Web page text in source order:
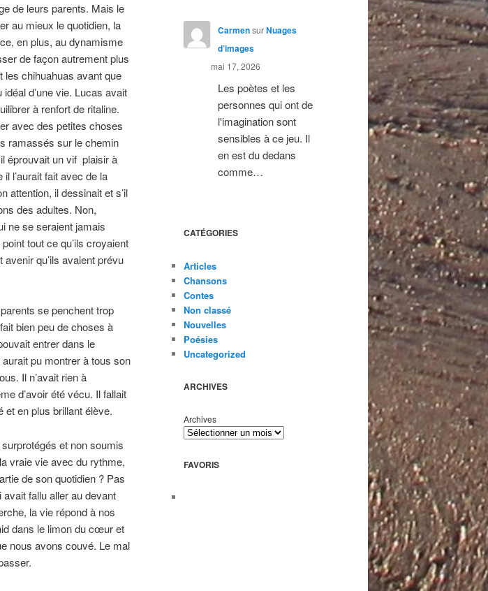
de leurs parents. Mais le
au mieux le quotidien, la
en plus, au dynamisme
de façon autrement plus
les chihuahuas avant que
d’une vie. Lucas avait
à renfort de ritaline.
avec des petites choses
ramassés sur le chemin
éprouvait un vif plaisir à
l’aurait fait avec de la
attention, il dessinait et s’il
des adultes. Non,
ne se seraient jamais
tout ce qu’ils croyaient
qu’ils avaient prévu
se penchent trop
bien peu de choses à
entrer dans le
pu montrer à tous son
Il n’avait rien à
d’avoir été vécu. Il fallait
et en plus brillant élève.
et non soumis
vraie vie avec du rythme,
de son quotidien ? Pas
fallu aller au devant
la vie répond à nos
dans le limon du cœur et
nous avons couvé. Le mal
CarmensurNuages
d’images
mai 17, 2026
Les poètes et les
personnes qui ont de
l'imagination sont
sensibles à ce jeu. Il
en est du dedans
comme…
CATÉGORIES
Articles
Chansons
Contes
Non classé
Nouvelles
Poésies
Uncategorized
ARCHIVES
Archives
FAVORIS